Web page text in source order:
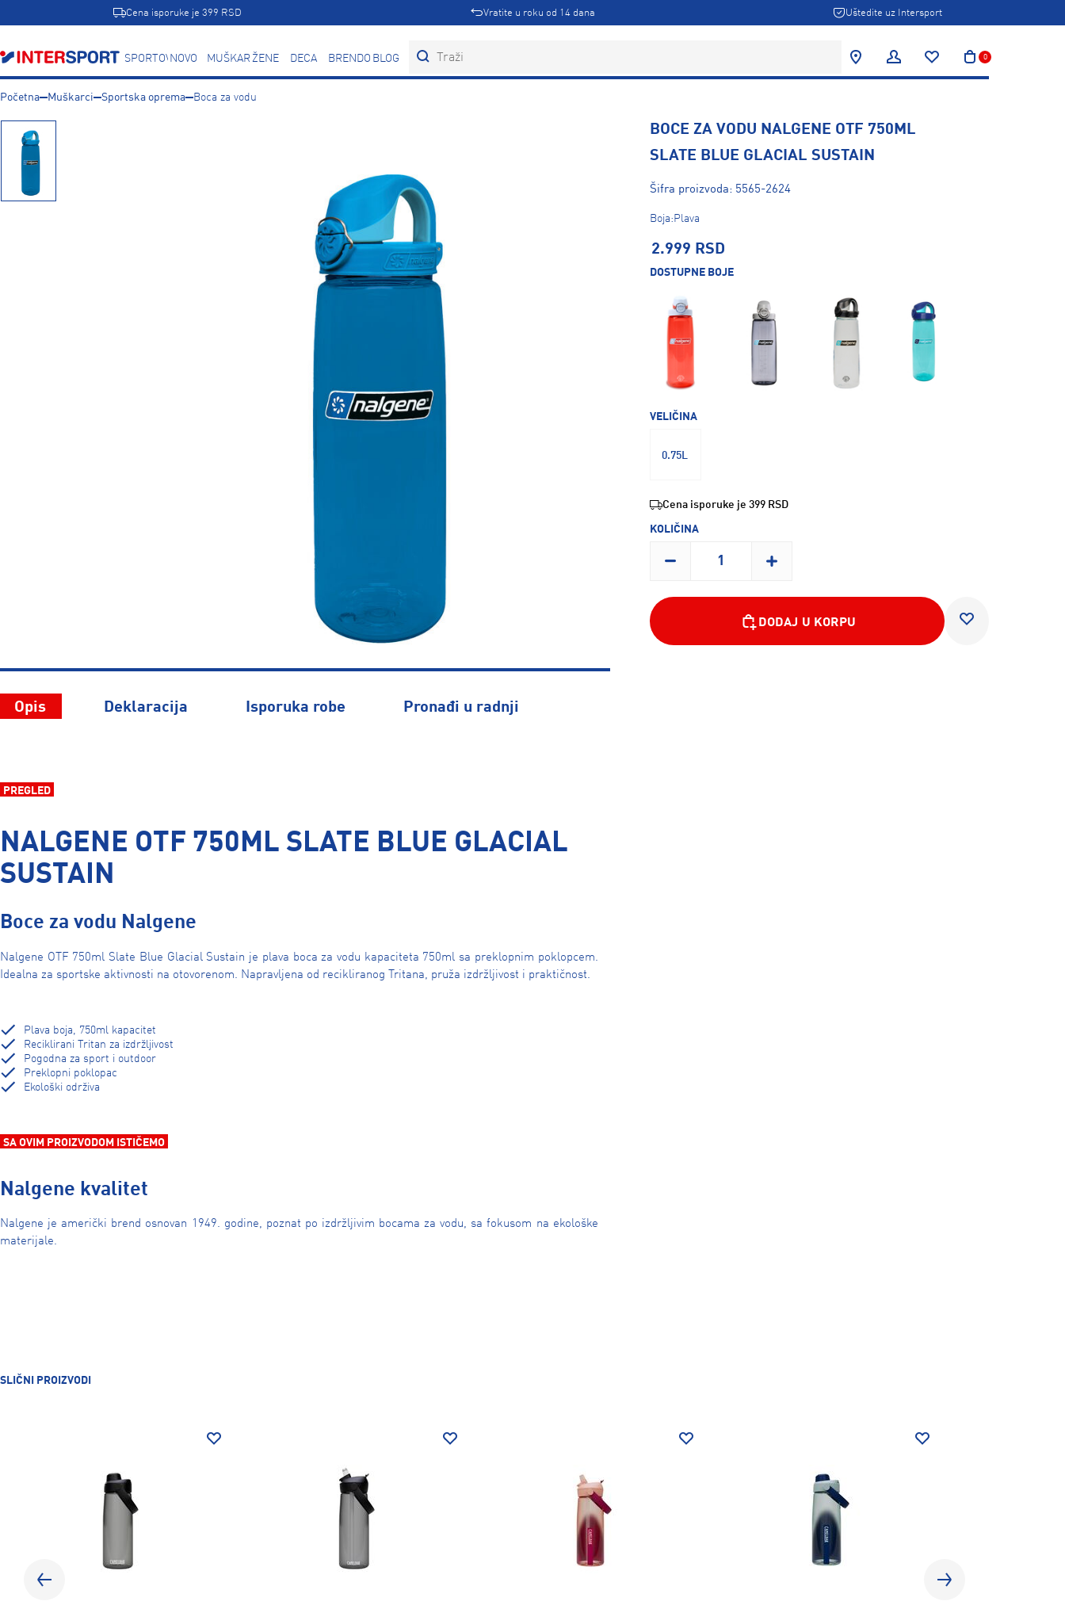
Cena isporuke je 399 RSD Vratite u roku od 14 dana Uštedite uz Intersport
SPORTOVINOVO MUŠKARCIŽENE DECA BRENDOVIBLOG 0
Početna Muškarci Sportska oprema Boca za vodu
Opis Deklaracija Isporuka robe Pronađi u radnji
PREGLED
NALGENE OTF 750ML SLATE BLUE GLACIAL
SUSTAIN
Boce za vodu Nalgene
Nalgene OTF 750ml Slate Blue Glacial Sustain je plava boca za vodu kapaciteta 750ml sa preklopnim poklopcem.
Idealna za sportske aktivnosti na otovorenom. Napravljena od recikliranog Tritana, pruža izdržljivost i praktičnost.
Plava boja, 750ml kapacitet
Reciklirani Tritan za izdržljivost
Pogodna za sport i outdoor
Preklopni poklopac
Ekološki održiva
SA OVIM PROIZVODOM ISTIČEMO
Nalgene kvalitet
Nalgene je američki brend osnovan 1949. godine, poznat po izdržljivim bocama za vodu, sa fokusom na ekološke
materijale.
BOCE ZA VODU NALGENE OTF 750ML
SLATE BLUE GLACIAL SUSTAIN
Šifra proizvoda: 5565-2624
Boja:Plava
2.999 RSD
DOSTUPNE BOJE
VELIČINA
0.75L
Cena isporuke je 399 RSD
KOLIČINA
DODAJ U KORPU
SLIČNI PROIZVODI